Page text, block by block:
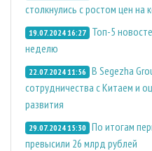
столкнулись с ростом цен на
19.07.2024 16:27
Топ-5
неделю
22.07.2024 11:56 В Segezha
сотрудничества с Китаем и
развития
29.07.2024 15:30 По итогам
превысили 26 млрд рублей